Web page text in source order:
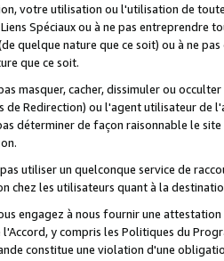
votre utilisation ou l'utilisation de
Spéciaux ou à ne pas entreprendre
quelque nature que ce soit) ou à ne
que ce soit.
masquer, cacher, dissimuler ou
de Redirection) ou l'agent utilisateur
déterminer de façon raisonnable le
utiliser un quelconque service de
chez les utilisateurs quant à la
engagez à nous fournir une
y compris les Politiques du
constitue une violation d'une